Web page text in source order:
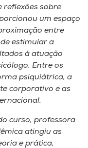
reflexões sobre
um espaço
entre
estimular a
à atuação
Entre os
psiquiátrica, a
corporativo e as
curso, professora
atingiu as
e prática,